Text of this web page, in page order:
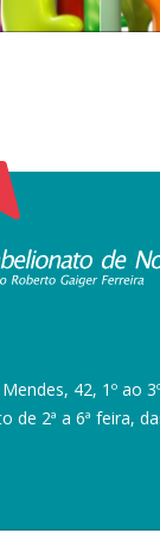
42, 1º ao
de 2ª a 6ª feira,